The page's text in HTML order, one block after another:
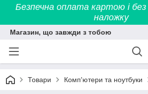
Безпечна оплата картою і
наложку
Магазин, що завжди з тобою
Товари Комп'ютери та ноутбуки